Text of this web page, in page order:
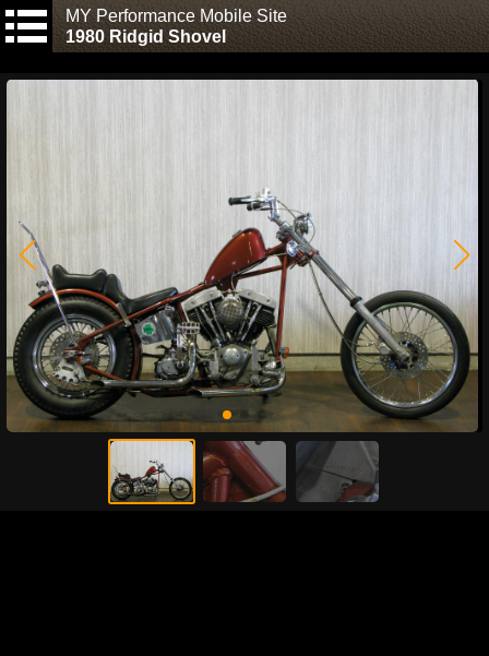
MY Performance Mobile Site
1980 Ridgid Shovel